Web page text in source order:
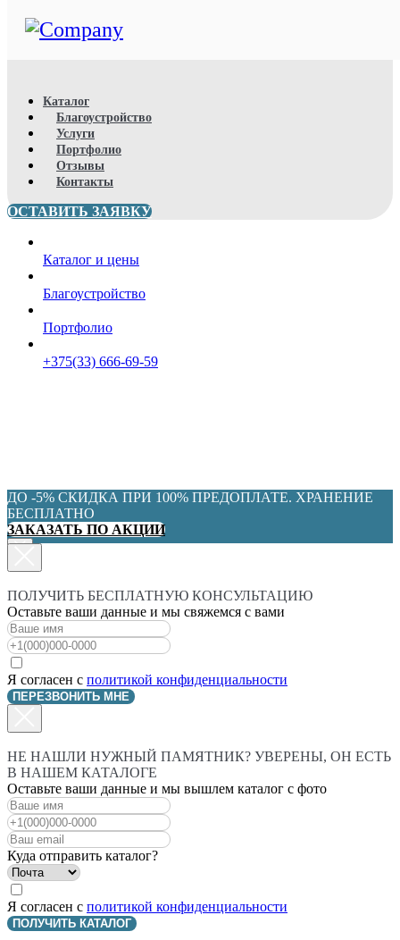
Каталог
Благоустройство
Услуги
Портфолио
Отзывы
Контакты
ОСТАВИТЬ ЗАЯВКУ
Каталог и цены
Благоустройство
Портфолио
+375(33) 666-69-59
ДО -5% СКИДКА ПРИ 100% ПРЕДОПЛАТЕ. ХРАНЕНИЕ
БЕСПЛАТНО
ЗАКАЗАТЬ ПО АКЦИИ
ПОЛУЧИТЬ БЕСПЛАТНУЮ КОНСУЛЬТАЦИЮ
Оставьте ваши данные и мы свяжемся с вами
Я согласен с политикой конфиденциальности
ПЕРЕЗВОНИТЬ МНЕ
НЕ НАШЛИ НУЖНЫЙ ПАМЯТНИК? УВЕРЕНЫ, ОН ЕСТЬ
В НАШЕМ КАТАЛОГЕ
Оставьте ваши данные и мы вышлем каталог с фото
Куда отправить каталог?
Я согласен с политикой конфиденциальности
ПОЛУЧИТЬ КАТАЛОГ